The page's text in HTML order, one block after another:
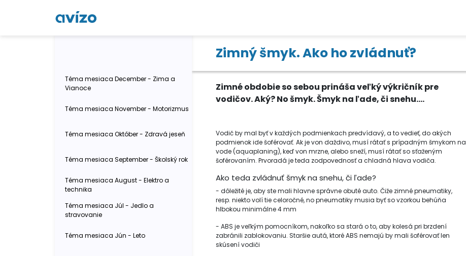
Téma mesiaca December - Zima a
Vianoce
Téma mesiaca November - Motorizmus
Téma mesiaca Október - Zdravá jeseň
Téma mesiaca September - Školský rok
Téma mesiaca August - Elektro a
technika
Téma mesiaca Júl - Jedlo a
stravovanie
Téma mesiaca Jún - Leto
Zimný šmyk. Ako ho zvládnuť?
Zimné obdobie so sebou prináša veľký výkričník pre
vodičov. Aký? No šmyk. Šmyk na ľade, či snehu....
Vodič by mal byť v každých podmienkach predvídavý, a to vedieť, do akých
podmienok ide šoférovať. Ak je von daždivo, musí rátať s prípadným šmykom na
vode (aquaplaning), keď von mrzne, alebo sneží, musí rátať so sťaženým
šoférovaním. Prvoradá je teda zodpovednosť a chladná hlava vodiča.
Ako teda zvládnuť šmyk na snehu, či ľade?
- dôležité je, aby ste mali hlavne správne obuté auto. Čiže zimné pneumatiky,
resp. niekto volí tie celoročné, no pneumatiky musia byť so vzorkou behúňa
hlbokou minimálne 4 mm
- ABS je veľkým pomocníkom, nakoľko sa stará o to, aby kolesá pri brzdení
zabránili zablokovaniu. Staršie autá, ktoré ABS nemajú by mali šoférovať len
skúsení vodiči